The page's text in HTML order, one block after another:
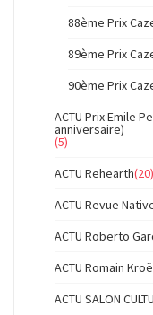
88ème Prix
89ème Prix
90ème Prix
ACTU Prix Emile
anniversaire)
(5)
ACTU Rehearth(20)
ACTU Revue
ACTU Roberto
ACTU Romain
ACTU SALON